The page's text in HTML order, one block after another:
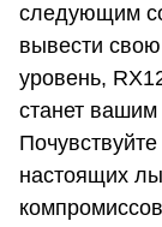
следующим
вывести
уровень,
станет
настоящих